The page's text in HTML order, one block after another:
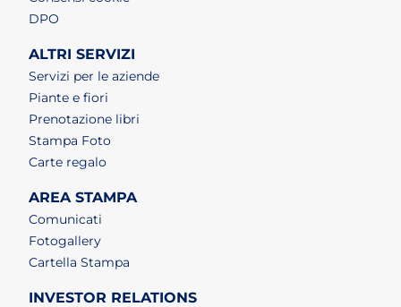
DPO
ALTRI SERVIZI
Servizi per le aziende
Piante e fiori
Prenotazione libri
Stampa Foto
Carte regalo
AREA STAMPA
Comunicati
Fotogallery
Cartella Stampa
INVESTOR RELATIONS